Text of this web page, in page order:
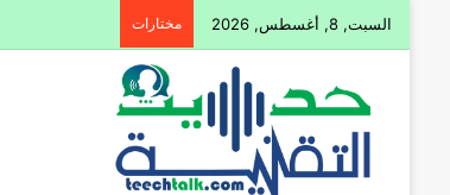
السبت, 8, أغسطس, 2026 مختارات